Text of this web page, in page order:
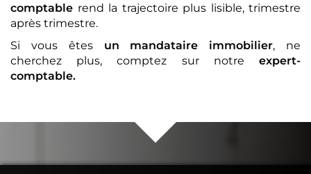
comptable rend la trajectoire plus lisible, trimestre
après trimestre.
Si vous êtes un mandataire immobilier, ne
cherchez plus, comptez sur notre expert-
comptable.